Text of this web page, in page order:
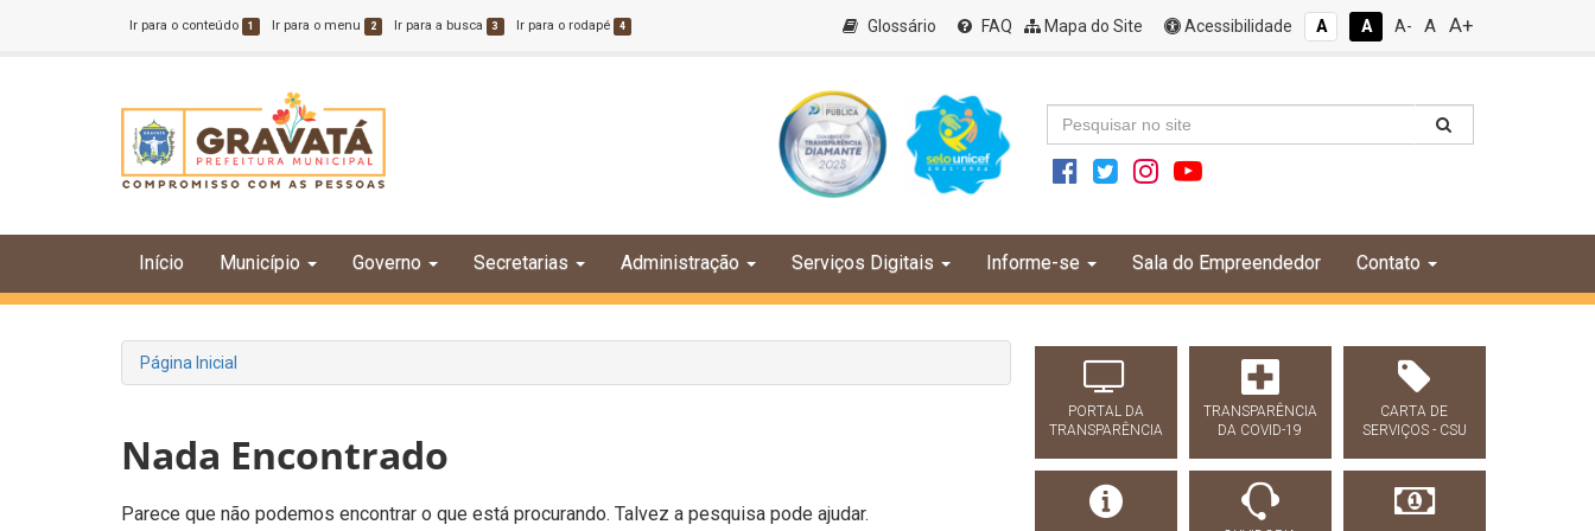
Ir para o conteúdo 1 Ir para o menu 2 Ir para a busca 3 Ir para o rodapé 4 Glossário FAQ Mapa do Site Acessibilidade A A A- A A+
Início Município Governo Secretarias Administração Serviços Digitais Informe-se Sala do Empreendedor Contato
Página Inicial
Nada Encontrado
Parece que não podemos encontrar o que está procurando. Talvez a pesquisa pode ajudar.
PORTAL DA
TRANSPARÊNCIA
TRANSPARÊNCIA
DA COVID-19
CARTA DE
SERVIÇOS - CSU